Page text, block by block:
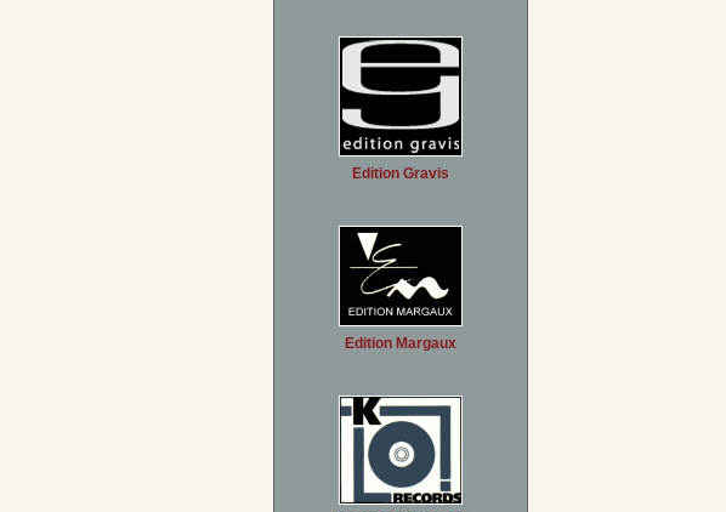
Edition Gravis
Edition Margaux